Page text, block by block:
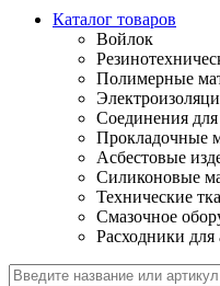
Каталог товаров
Войлок
Полимерные
Соединения
Прокладочные
Асбестовые
Силиконовые
Технические
Смазочное
Расходники для